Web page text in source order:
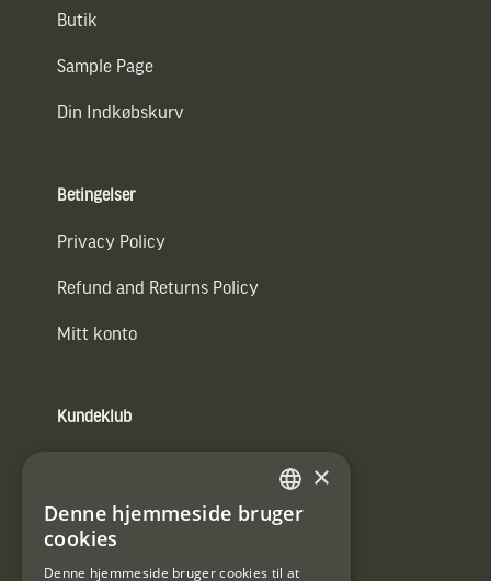
Butik
Sample Page
Din Indkøbskurv
Betingelser
Privacy Policy
Refund and Returns Policy
Mitt konto
Kundeklub
E-
post
SWEDISH
×
Denne hjemmeside bruger
cookies
Denne hjemmeside bruger cookies til at